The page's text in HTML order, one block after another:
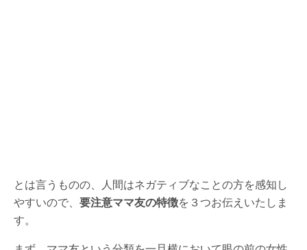
とは言うものの、人間はネガティブなことの方を感知し
やすいので、 要注意ママ友の特徴を３つお伝えいたしま
す。